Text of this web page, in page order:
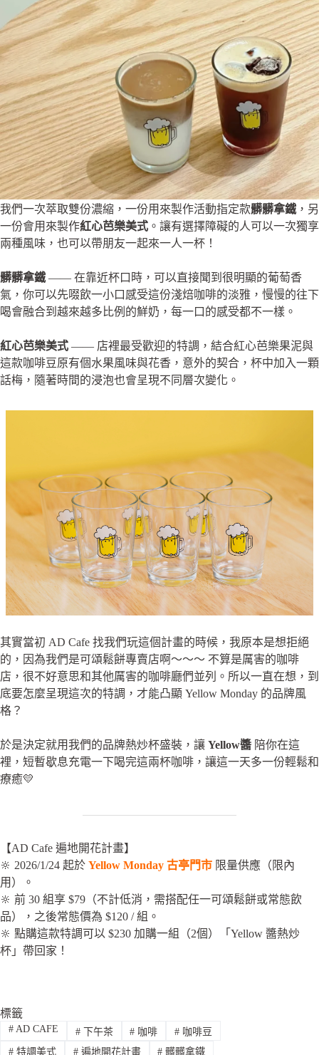
我們一次萃取雙份濃縮，一份用來製作活動指定款髒髒拿鐵，另
一份會用來製作紅心芭樂美式 。讓有選擇障礙的人可以一次獨享
兩種風味，也可以帶朋友一起來一人一杯！
髒髒拿鐵—— 在靠近杯口時，可以直接聞到很明顯的葡萄香
氣，你可以先啜飲一小口感受這份淺焙咖啡的淡雅，慢慢的往下
喝會融合到越來越多比例的鮮奶，每一口的感受都不一樣。
紅心芭樂美式 —— 店裡最受歡迎的特調，結合紅心芭樂果泥與
這款咖啡豆原有個水果風味與花香，意外的契合，杯中加入一顆
話梅，隨著時間的浸泡也會呈現不同層次變化。
其實當初 AD Cafe 找我們玩這個計畫的時候，我原本是想拒絕
的，因為我們是可頌鬆餅專賣店啊～～～ 不算是厲害的咖啡
店，很不好意思和其他厲害的咖啡廳們並列。所以一直在想，到
底要怎麼呈現這次的特調，才能凸顯 Yellow Monday 的品牌風
格？
於是決定就用我們的品牌熱炒杯盛裝，讓 Yellow醬 陪你在這
裡，短暫歇息充電一下喝完這兩杯咖啡，讓這一天多一份輕鬆和
療癒💛
【AD Cafe 遍地開花計畫】
🔆 2026/1/24 起於 Yellow Monday 古亭門市 限量供應（限內
用）。
🔆 前 30 組享 $79（不計低消，需搭配任一可頌鬆餅或常態飲
品），之後常態價為 $120 / 組。
🔆 點購這款特調可以 $230 加購一組（2個）「Yellow 醬熱炒
杯」帶回家！
標籤
#AD CAFE #下午茶 # 咖啡 # 咖啡豆
#特調美式 #遍地開花計畫 # 髒髒拿鐵